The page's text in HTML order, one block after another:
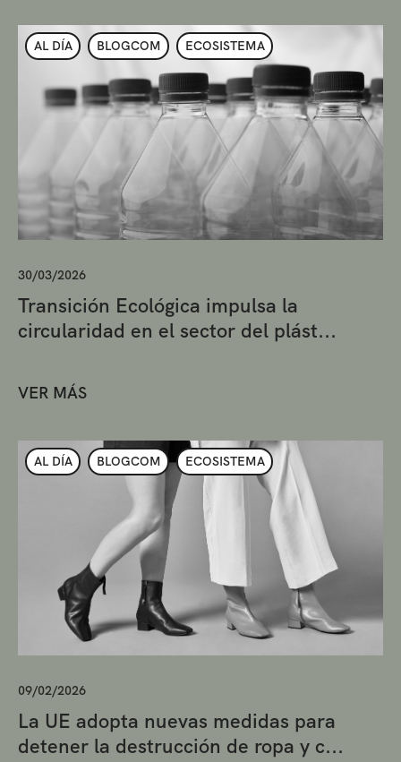
AL DÍA BLOGCOM ECOSISTEMA
30/03/2026
Transición Ecológica impulsa la
circularidad en el sector del plást...
VER MÁS
AL DÍA BLOGCOM ECOSISTEMA
09/02/2026
La UE adopta nuevas medidas para
detener la destrucción de ropa y c...